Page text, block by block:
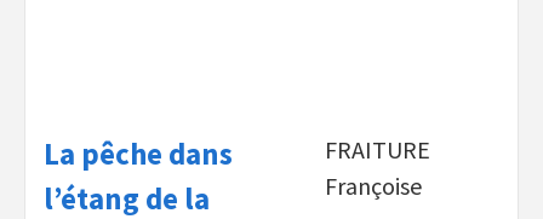
La pêche dans
l’étang de la
FRAITURE
Françoise